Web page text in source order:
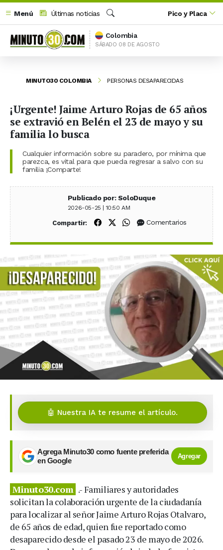
Menú
Últimas noticias
Buscar
Pico y Placa
Colombia
SÁBADO 08 DE AGOSTO
MINUTO30 COLOMBIA PERSONAS DESAPARECIDAS
¡Urgente! Jaime Arturo Rojas de 65 años
se extravió en Belén el 23 de mayo y su
familia lo busca
Cualquier información sobre su paradero, por mínima que
parezca, es vital para que pueda regresar a salvo con su
familia ¡Comparte!
Publicado por: SoloDuque
2026-05-25 | 10:50 AM
Compartir: Compartir en Facebook
Compartir en X (Twitter)
Compartir en WhatsApp
Comentarios
🤖 Nuestra IA te resume el artículo.
Agrega Minuto30 como fuente preferida
en Google
Agregar
Minuto30.com .- Familiares y autoridades
solicitan la colaboración urgente de la ciudadanía
para localizar al señor Jaime Arturo Rojas Otalvaro,
de 65 años de edad, quien fue reportado como
desaparecido desde el pasado 23 de mayo de 2026.